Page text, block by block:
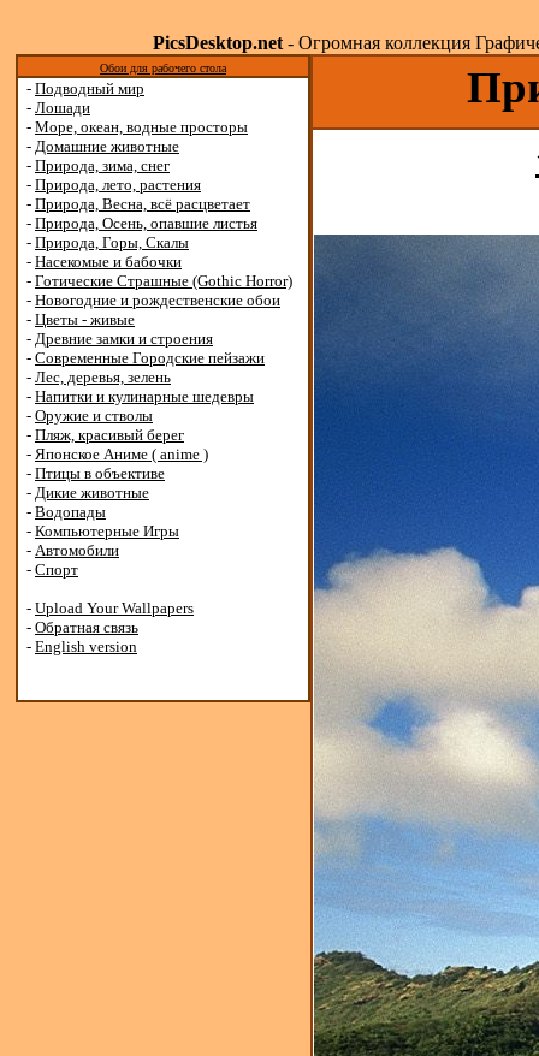
PicsDesktop.net- Огромная коллекция
Обои для рабочего стола
- Подводный мир
- Лошади
- Море, океан, водные просторы
- Домашние животные
- Природа, зима, снег
- Природа, лето, растения
- Природа, Весна, всё расцветает
- Природа, Осень, опавшие листья
- Природа, Горы, Скалы
- Насекомые и бабочки
- Готические Страшные (Gothic Horror)
- Новогодние и рождественские обои
- Цветы - живые
- Древние замки и строения
- Современные Городские пейзажи
- Лес, деревья, зелень
- Напитки и кулинарные шедевры
- Оружие и стволы
- Пляж, красивый берег
- Японское Аниме ( anime )
- Птицы в объективе
- Дикие животные
- Водопады
- Компьютерные Игры
- Автомобили
- Спорт
- Upload Your Wallpapers
- Обратная связь
- English version